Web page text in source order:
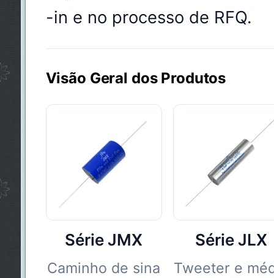
-in e no processo de RFQ.
Visão Geral dos Produtos
Série JMX
Caminho de sina
Série JLX
Tweeter e